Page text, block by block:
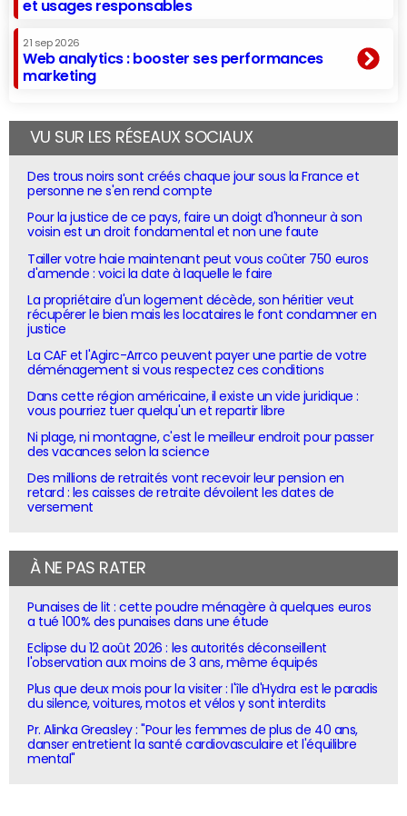
et usages responsables
21 sep 2026
Web analytics : booster ses performances
marketing
VU SUR LES RÉSEAUX SOCIAUX
Des trous noirs sont créés chaque jour sous la France et
personne ne s'en rend compte
Pour la justice de ce pays, faire un doigt d'honneur à son
voisin est un droit fondamental et non une faute
Tailler votre haie maintenant peut vous coûter 750 euros
d'amende : voici la date à laquelle le faire
La propriétaire d'un logement décède, son héritier veut
récupérer le bien mais les locataires le font condamner en
justice
La CAF et l'Agirc-Arrco peuvent payer une partie de votre
déménagement si vous respectez ces conditions
Dans cette région américaine, il existe un vide juridique :
vous pourriez tuer quelqu'un et repartir libre
Ni plage, ni montagne, c'est le meilleur endroit pour passer
des vacances selon la science
Des millions de retraités vont recevoir leur pension en
retard : les caisses de retraite dévoilent les dates de
versement
À NE PAS RATER
Punaises de lit : cette poudre ménagère à quelques euros
a tué 100% des punaises dans une étude
Eclipse du 12 août 2026 : les autorités déconseillent
l'observation aux moins de 3 ans, même équipés
Plus que deux mois pour la visiter : l'île d'Hydra est le paradis
du silence, voitures, motos et vélos y sont interdits
Pr. Alinka Greasley : "Pour les femmes de plus de 40 ans,
danser entretient la santé cardiovasculaire et l'équilibre
mental"